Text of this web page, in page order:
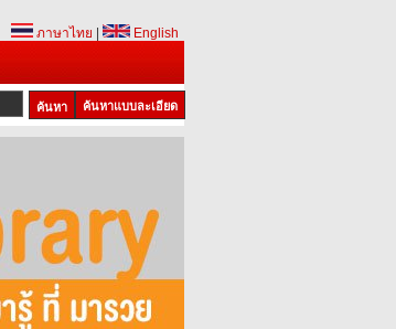
ภาษาไทย
English
ค้นหาแบบละเอียด